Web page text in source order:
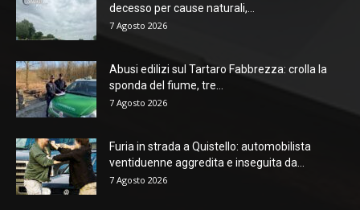
decesso per cause naturali,...
7 Agosto 2026
Abusi edilizi sul Tartaro Fabbrezza: crolla la
sponda del fiume, tre...
7 Agosto 2026
Furia in strada a Quistello: automobilista
ventiduenne aggredita e inseguita da...
7 Agosto 2026